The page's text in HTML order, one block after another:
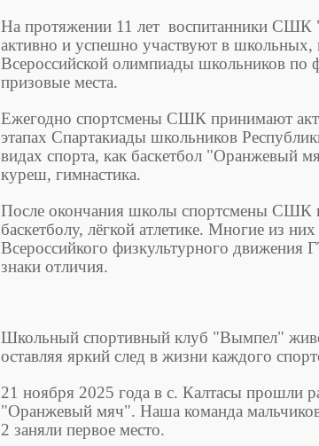
На протяжении 11 лет воспитанники
активно и успешно участвуют в школьных,
Всероссийской олимпиады школьников по
призовые места.
Ежегодно спортсмены СШК принимают
этапах Спартакиады школьников
видах спорта, как баскетбол "Оранжевый
куреш, гимнастика.
После окончания школы спортсмены СШК
баскетболу, лёгкой атлетике. Многие из
Всероссийкого физкультурного
знаки отличия.
Школьный спортивный клуб "Вымпел"
оставляя яркий след в жизни каждого
21 ноября 2025 года в с. Калтасы прошли
"Оранжевый мяч". Наша команда
2 заняли первое место.